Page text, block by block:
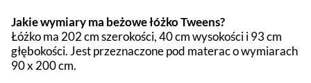
Jakie wymiary ma beżowe łóżko Tweens?
Łóżko ma 202 cm szerokości, 40 cm wysokości i 93 cm
głębokości. Jest przeznaczone pod materac o wymiarach
90 x 200 cm.